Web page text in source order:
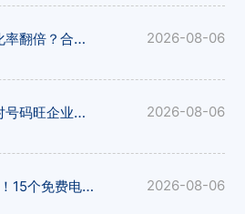
广告上印个400号码转化率翻倍？合肥企业营销利器，构站网400电话助您获客 2026-08-06
400号码也有讲究！选对号码旺企业，合肥400电话选号攻略，构站网号码资源丰富 2026-08-06
2026开网店不花一分钱！15个免费电商建站平台推荐，构站网开店省心省力 2026-08-06